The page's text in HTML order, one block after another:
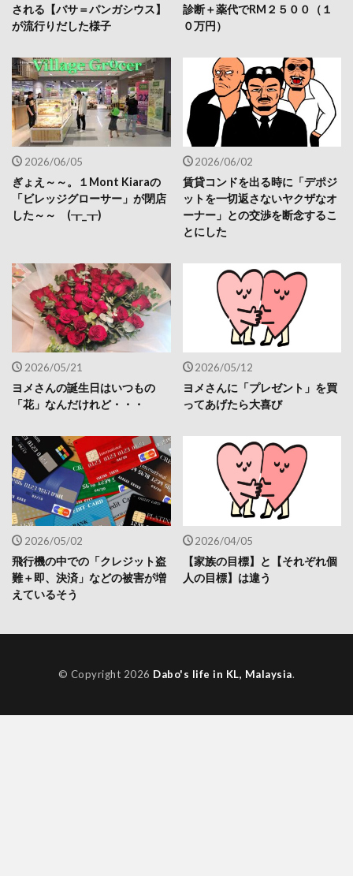
される【バサ＝パンガシウス】
が流行りだした様子
診断＋薬代でRM２５００（１
０万円）
2026/06/05
ぎょえ～～。１Mont Kiaraの
「ビレッジグローサー」が閉店
した～～ (┰_┰)
2026/06/02
賃貸コンドを出る時に「デポジ
ットを一切返さないヤクザなオ
ーナー」との交渉を断念するこ
とにした
2026/05/21
ヨメさんの誕生日はいつもの
「花」なんだけれど・・・
2026/05/12
ヨメさんに「プレゼント」を買
ってあげたら大喜び
2026/05/02
飛行機の中での「クレジット盗
難＋即、決済」などの被害が増
えているそう
2026/04/05
【家族の目標】と【それぞれ個
人の目標】は違う
© Copyright 2026 Dabo's life in KL, Malaysia.